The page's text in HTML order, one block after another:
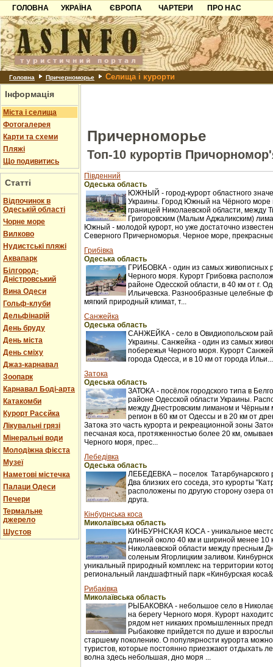
ГОЛОВНА
УКРАЇНА
Карпати
Азов
Причорноморря
Шацьк
ЄВРОПА
Чорногорія
Хорватія
Болгарія
Албанія
ЧАРТЕРИ
ПРО НАС
Контакти
Партнерам
Додати готель
Головна Причерноморье Селища і курорти
Інформація
Міста і селища
Фотогалерея
Карти та схеми
Пляжі
Що подивитись
Статті
Відпочинок в
Одеській області
Чорне море
Вилково
Нудистські пляжі
Аквапарк
Білгород-
Дністровський
Вина Одеси
Гольф-клуби
Дельфінарій
День бруду
День міста
День сміху
Джаз-карнавал
Зоопарк
Карнавал Боді-арта
Катакомби
Курорт Расєйка
Лікувальні грязі
Мінеральні води
Молодіжна фієста
Музеї
Наметові містечка
Палаци Одеси
Печери
Термальне
джерело
Шустов
Причерноморье
Топ-10 курортів
Південний
Одеська область
ЮЖНЫЙ - город-курорт областного
Украины. Город Южный на Чёрного море
границей Николаевской области, между
Григоровским (Малым Аджаликским)
Южный - молодой курорт, но уже достаточно
Северного Причерноморья. Черное море,
Грибівка
Одеська область
ГРИБОВКА - один из самых живописных
Черного моря. Курорт Грибовка
районе Одесской области, в 40 км от г.
Ильичевска. Разнообразные целебные
мягкий природный климат, т...
Санжейка
Одеська область
САНЖЕЙКА - село в Овидиопольском
Украины. Санжейка - один из самых
побережья Черного моря. Курорт
города Одесса, и в 10 км от города Ильи...
Затока
Одеська область
ЗАТОКА - посёлок городского типа в
районе Одесской области Украины.
между Днестровским лиманом и Чёрным
регион в 60 км от Одессы и в 20 км от
Затока это часть курорта и рекреационной зоны
песчаная коса, протяженностью более 20 км,
Черного моря, прес...
Лебедівка
Одеська область
ЛЕБЕДЕВКА – поселок Татарбунарского
Два близких его соседа, это курорты
расположены по другую сторону озера
друга.
Кінбурнська коса
Миколаївська область
КИНБУРНСКАЯ КОСА - уникальное
длиной около 40 км и шириной менее 10
Николаевской области между пресным
соленым Ягорлицким заливом.
уникальный природный комплекс на территории
региональный ландшафтный парк «Кинбурская
Рибаківка
Миколаївська область
РЫБАКОВКА - небольшое село в
на берегу Черного моря. Курорт
рядом нет никаких промышленных
Рыбаковке прийдется по душе и
старшему поколению. О популярности курорта
туристов, которые постоянно приезжают отдыхать
волна здесь небольшая, дно моря ...